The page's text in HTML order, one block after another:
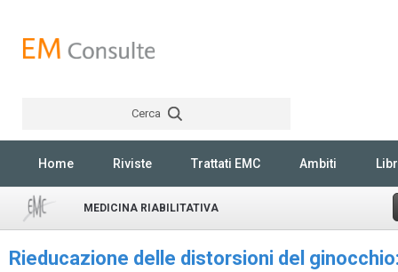
Cerca
Home Riviste Trattati EMC Ambiti
MEDICINA RIABILITATIVA
Rieducazione delle distorsioni del